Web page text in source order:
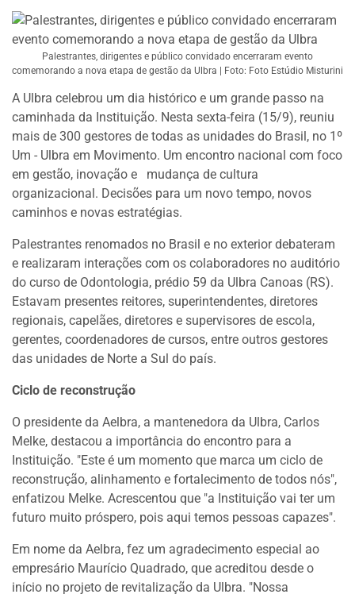
Palestrantes, dirigentes e público convidado encerraram evento
comemorando a nova etapa de gestão da Ulbra | Foto: Foto Estúdio Misturini
A Ulbra celebrou um dia histórico e um grande passo na
caminhada da Instituição. Nesta sexta-feira (15/9), reuniu
mais de 300 gestores de todas as unidades do Brasil, no 1º
Um - Ulbra em Movimento. Um encontro nacional com foco
em gestão, inovação e mudança de cultura
organizacional. Decisões para um novo tempo, novos
caminhos e novas estratégias.
Palestrantes renomados no Brasil e no exterior debateram
e realizaram interações com os colaboradores no auditório
do curso de Odontologia, prédio 59 da Ulbra Canoas (RS).
Estavam presentes reitores, superintendentes, diretores
regionais, capelães, diretores e supervisores de escola,
gerentes, coordenadores de cursos, entre outros gestores
das unidades de Norte a Sul do país.
Ciclo de reconstrução
O presidente da Aelbra, a mantenedora da Ulbra, Carlos
Melke, destacou a importância do encontro para a
Instituição. "Este é um momento que marca um ciclo de
reconstrução, alinhamento e fortalecimento de todos nós",
enfatizou Melke. Acrescentou que "a Instituição vai ter um
futuro muito próspero, pois aqui temos pessoas capazes".
Em nome da Aelbra, fez um agradecimento especial ao
empresário Maurício Quadrado, que acreditou desde o
início no projeto de revitalização da Ulbra. "Nossa